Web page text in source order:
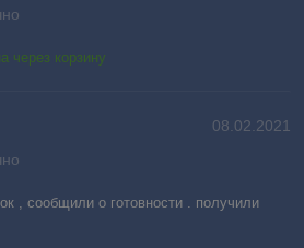
через корзину
08.02.2021
, сообщили о готовности . получили